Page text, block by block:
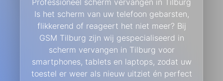
Professioneel scherm vervangen in Tilburg
Is het scherm van uw telefoon gebarsten,
flikkerend of reageert het niet meer? Bij
GSM Tilburg zijn wij gespecialiseerd in
scherm vervangen in Tilburg voor
smartphones, tablets en laptops, zodat uw
toestel er weer als nieuw uitziet én perfect